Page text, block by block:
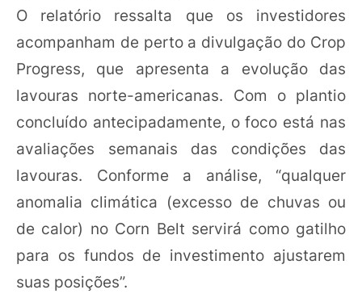
O relatório ressalta que os investidores
acompanham de perto a divulgação do Crop
Progress, que apresenta a evolução das
lavouras norte-americanas. Com o plantio
concluído antecipadamente, o foco está nas
avaliações semanais das condições das
lavouras. Conforme a análise, “qualquer
anomalia climática (excesso de chuvas ou
de calor) no Corn Belt servirá como gatilho
para os fundos de investimento ajustarem
suas posições”.